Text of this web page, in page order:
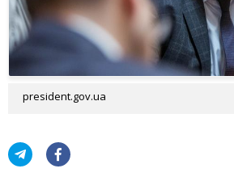
president.gov.ua